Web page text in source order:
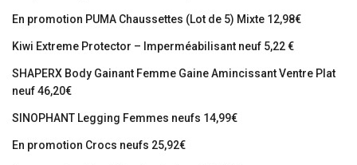
En promotion PUMA Chaussettes (Lot de 5) Mixte 12,98€
Kiwi Extreme Protector – Imperméabilisant neuf 5,22 €
SHAPERX Body Gainant Femme Gaine Amincissant Ventre Plat
neuf 46,20€
SINOPHANT Legging Femmes neufs 14,99€
En promotion Crocs neufs 25,92€